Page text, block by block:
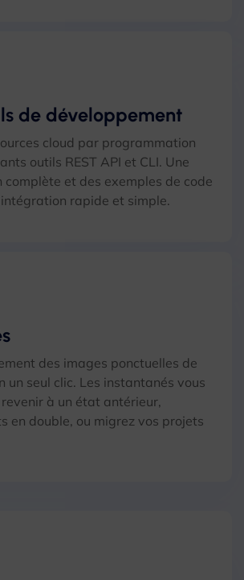
de développement
cloud par programmation
outils REST API et CLI. Une
complète et des exemples de code
rapide et simple.
des images ponctuelles de
un seul clic. Les instantanés vous
à un état antérieur,
en double, ou migrez vos projets